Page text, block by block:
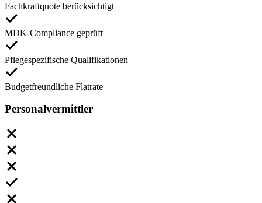
Fachkraftquote berücksichtigt
MDK-Compliance geprüft
Pflegespezifische Qualifikationen
Budgetfreundliche Flatrate
Personalvermittler